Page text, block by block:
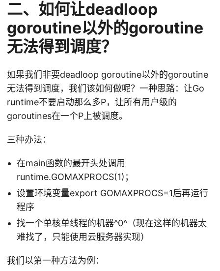
二、如何让deadloop
goroutine以外的goroutine
无法得到调度？
如果我们非要deadloop goroutine以外的goroutine
无法得到调度，我们该如何做呢？一种思路：让Go
runtime不要启动那么多P，让所有用户级的
goroutines在一个P上被调度。
三种办法：
在main函数的最开头处调用
runtime.GOMAXPROCS(1)；
设置环境变量export GOMAXPROCS=1后再运行
程序
找一个单核单线程的机器^0^（现在这样的机器太
难找了，只能使用云服务器实现）
我们以第一种方法为例：